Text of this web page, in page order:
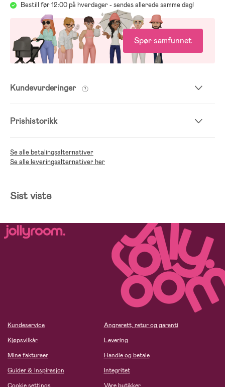
Bestill før 12:00 på hverdager - sendes allerede samme dag!
Spør samfunnet
Kundevurderinger
Prishistorikk
Se alle betalingsalternativer
Se alle leveringsalternativer her
Sist viste
Kundeservice
Kjøpsvilkår
Mine fakturaer
Guider & Inspirasjon
Angrerett, retur og garanti
Levering
Handle og betale
Integritet